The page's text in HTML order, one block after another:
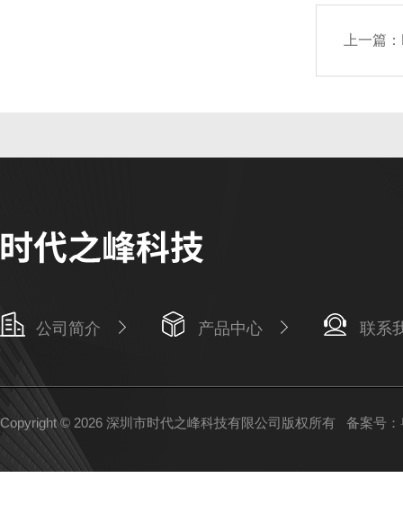
上一篇：
公司简介 产品中心 联系
Copyright © 2026 深圳市时代之峰科技有限公司版权所有 备案号